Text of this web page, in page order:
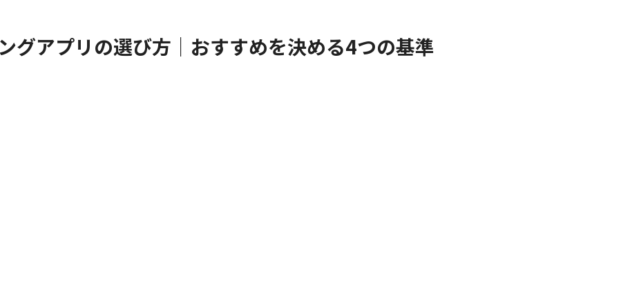
グアプリの選び方｜おすすめを決める4つの基準